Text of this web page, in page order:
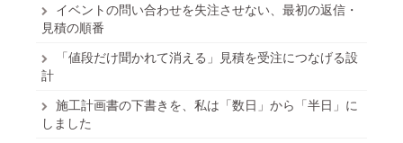
イベントの問い合わせを失注させない、最初の返信・
見積の順番
「値段だけ聞かれて消える」見積を受注につなげる設
計
施工計画書の下書きを、私は「数日」から「半日」に
しました